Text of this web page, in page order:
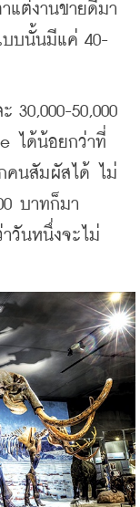
แต่งานขายดีมา
บบนั้นมีแค่ 40-
50,000
ได้น้อยกว่าที่
กคนสัมผัสได้ ไม่
บาทก็มา
วันหนึ่งจะไม่